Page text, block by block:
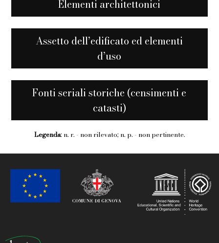
Elementi architettonici
Assetto dell’edificato ed elementi
d’uso
Fonti seriali storiche (censimenti e
catasti)
Legenda: n. r. - non rilevato; n. p. - non pertinente.